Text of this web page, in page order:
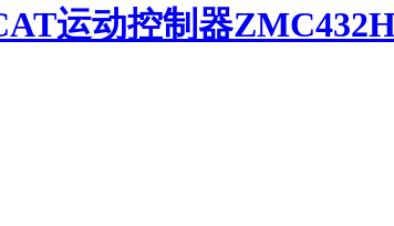
运动控制器